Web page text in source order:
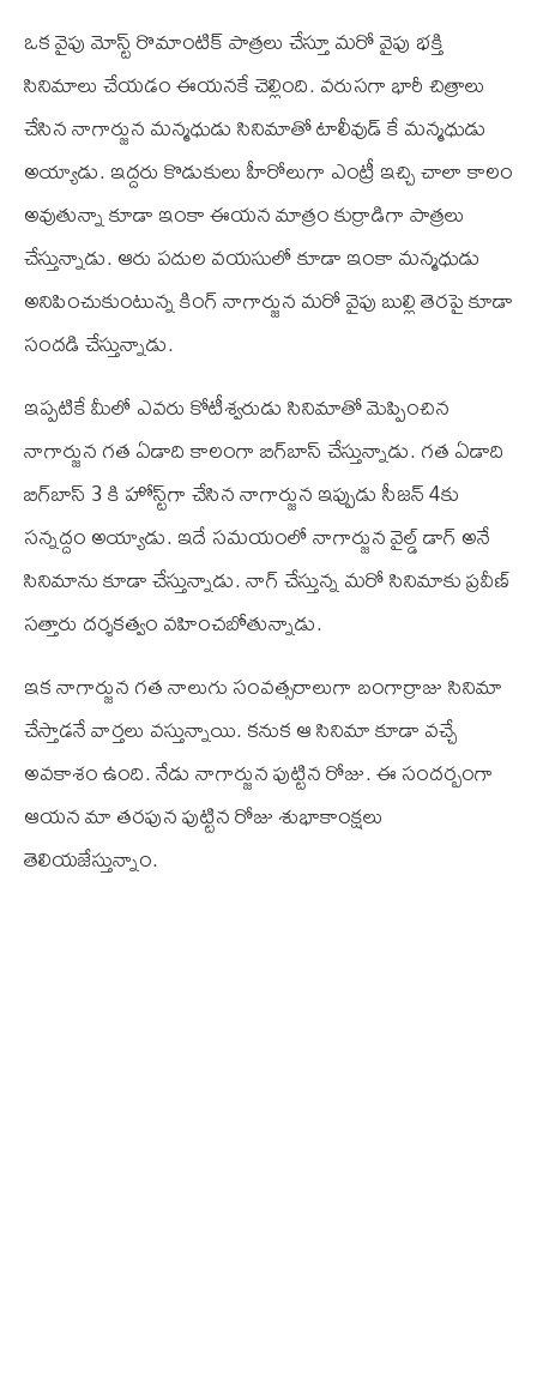
ఒక వైపు మోస్ట్‌ రొమాంటిక్‌ పాత్రలు చేస్తూ మరో వైపు భక్తి
సినిమాలు చేయడం ఈయనకే చెల్లింది. వరుసగా భారీ చిత్రాలు
చేసిన నాగార్జున మన్మధుడు సినిమాతో టాలీవుడ్‌ కే మన్మధుడు
అయ్యాడు. ఇద్దరు కొడుకులు హీరోలుగా ఎంట్రీ ఇచ్చి చాలా కాలం
అవుతున్నా కూడా ఇంకా ఈయన మాత్రం కుర్రాడిగా పాత్రలు
చేస్తున్నాడు. ఆరు పదుల వయసులో కూడా ఇంకా మన్మధుడు
అనిపించుకుంటున్న కింగ్‌ నాగార్జున మరో వైపు బుల్లి తెరపై కూడా
సందడి చేస్తున్నాడు.
ఇప్పటికే మీలో ఎవరు కోటీశ్వరుడు సినిమాతో మెప్పించిన
నాగార్జున గత ఏడాది కాలంగా బిగ్‌బాస్‌ చేస్తున్నాడు. గత ఏడాది
బిగ్‌బాస్‌ 3 కి హోస్ట్‌గా చేసిన నాగార్జున ఇప్పుడు సీజన్‌ 4కు
సన్నద్దం అయ్యాడు. ఇదే సమయంలో నాగార్జున వైల్డ్‌ డాగ్‌ అనే
సినిమాను కూడా చేస్తున్నాడు. నాగ్‌ చేస్తున్న మరో సినిమాకు ప్రవీణ్‌
సత్తారు దర్శకత్వం వహించబోతున్నాడు.
ఇక నాగార్జున గత నాలుగు సంవత్సరాలుగా బంగార్రాజు సినిమా
చేస్తాడనే వార్తలు వస్తున్నాయి. కనుక ఆ సినిమా కూడా వచ్చే
అవకాశం ఉంది. నేడు నాగార్జున పుట్టిన రోజు. ఈ సందర్బంగా
ఆయన మా తరపున పుట్టిన రోజు శుభాకాంక్షలు
తెలియజేస్తున్నాం.